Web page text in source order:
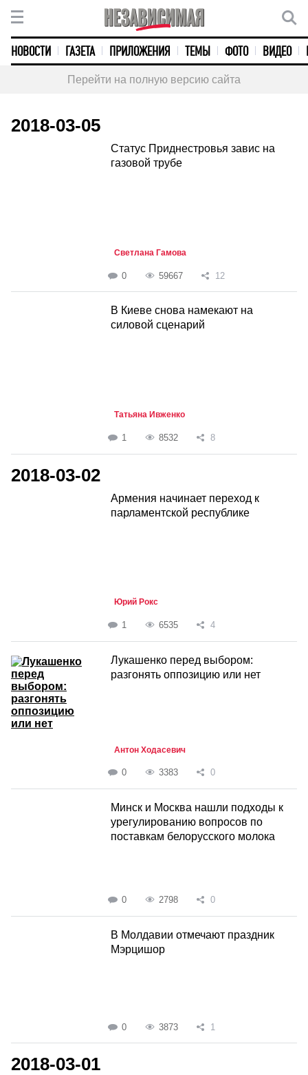
НОВОСТИ ГАЗЕТА ПРИЛОЖЕНИЯ ТЕМЫ ФОТО ВИДЕО
Перейти на полную версию сайта
2018-03-05
Статус Приднестровья завис на
газовой трубе
Светлана Гамова
0 59667 12
В Киеве снова намекают на
силовой сценарий
Татьяна Ивженко
1 8532 8
2018-03-02
Армения начинает переход к
парламентской республике
Юрий Рокс
1 6535 4
Лукашенко перед выбором:
разгонять оппозицию или нет
Антон Ходасевич
0 3383 0
Минск и Москва нашли подходы к
урегулированию вопросов по
поставкам белорусского молока
0 2798 0
В Молдавии отмечают праздник
Мэрцишор
0 3873 1
2018-03-01